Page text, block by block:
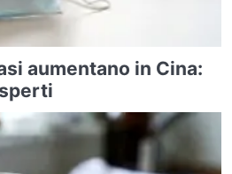
aumentano in Cina: